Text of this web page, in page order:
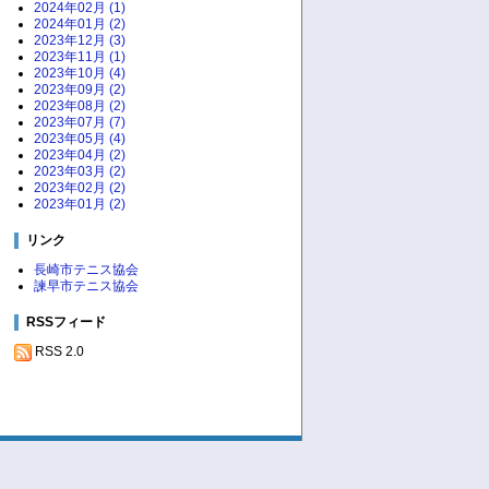
2024年02月 (1)
2024年01月 (2)
2023年12月 (3)
2023年11月 (1)
2023年10月 (4)
2023年09月 (2)
2023年08月 (2)
2023年07月 (7)
2023年05月 (4)
2023年04月 (2)
2023年03月 (2)
2023年02月 (2)
2023年01月 (2)
リンク
長崎市テニス協会
諫早市テニス協会
RSSフィード
RSS 2.0